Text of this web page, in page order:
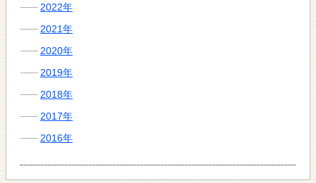
2022年
2021年
2020年
2019年
2018年
2017年
2016年